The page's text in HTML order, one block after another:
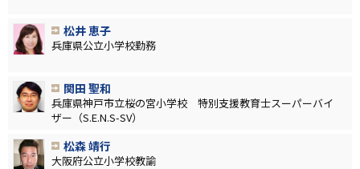
松井 恵子
兵庫県公立小学校勤務
関田 聖和
兵庫県神戸市立桜の宮小学校 特別支援教育士スーパーバイ
ザー（S.E.N.S-SV）
松森 靖行
大阪府公立小学校教諭